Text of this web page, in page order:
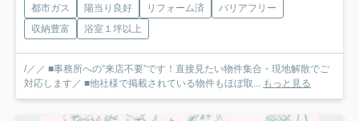
都市ガス 陽当り良好 リフォーム済
バリアフリー
収納豊富
浴室１坪以上
/／／ ■事務所への”来店不要”です！直接見たい物件集合・現地解散でご
対応します／ ■他社様で掲載されている物件もほぼ取... もっと見る